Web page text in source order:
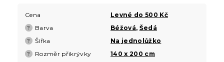
Cena Levné do 500 Kč
? Barva Béžová, Šedá
? Šířka Na jednolůžko
? Rozměr přikrývky 140 x 200 cm